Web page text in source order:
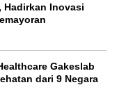
Hadirkan Inovasi
Gakeslab
dari 9 Negara